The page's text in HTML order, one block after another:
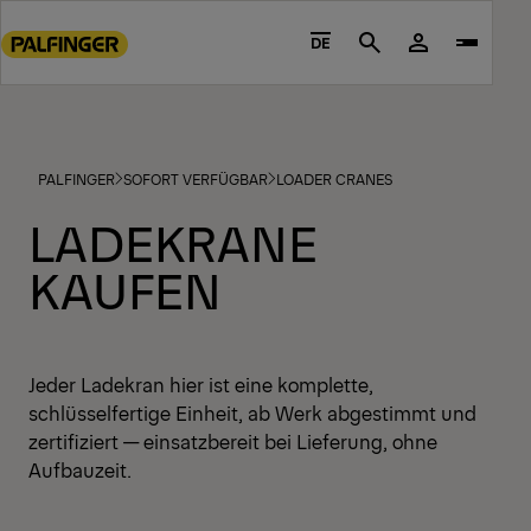
to
footer
DE Search
PALFINGER SOFORT VERFÜGBAR LOADER CRANES
LADEKRANE
KAUFEN
Jeder Ladekran hier ist eine komplette,
schlüsselfertige Einheit, ab Werk abgestimmt und
zertifiziert — einsatzbereit bei Lieferung, ohne
Aufbauzeit.